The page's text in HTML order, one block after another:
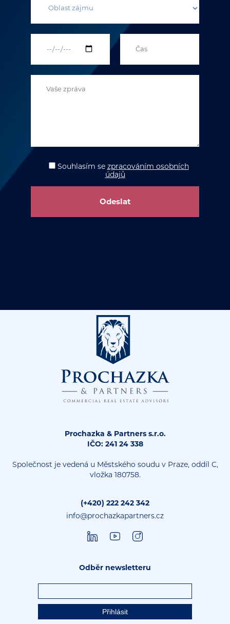
Souhlasím se zpracováním osobních
údajů
Prochazka & Partners s.r.o.
IČO: 241 24 338
Společnost je vedená u Městského soudu v Praze, oddíl C,
vložka 180758.
(+420) 222 242 342
info@prochazkapartners.cz
Odběr newsletteru